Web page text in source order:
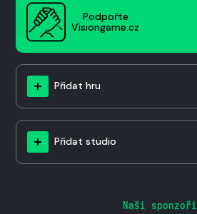
Podpořte
Visiongame.cz
Přidat hru
Přidat studio
Naši sponzoři